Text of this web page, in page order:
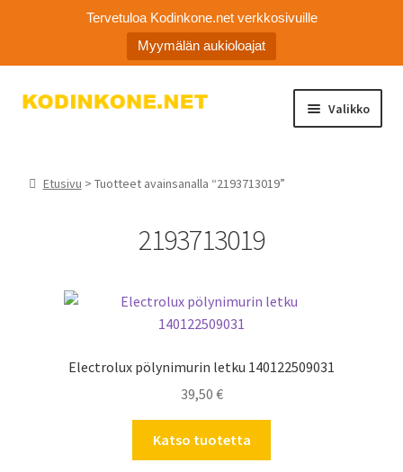
Tervetuloa Kodinkone.net verkkosivuille
Myymälän aukioloajat
Siirry
Siirry
Valikko
Asiakaspalvelu
Etusivu > Tuotteet avainsanalla “2193713019”
2193713019
Electrolux pölynimurin letku 140122509031
39,50 €
Katso tuotetta